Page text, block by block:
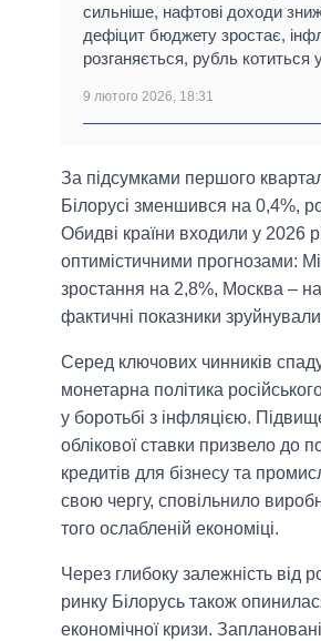
сильніше, нафтові доходи
дефіцит бюджету зростає,
розганяється, рубль котиться
9 лютого 2026, 18:31
За підсумками першого
Білорусі зменшився на 0,4%,
Обидві країни входили у 2026
оптимістичними прогнозами:
зростання на 2,8%, Москва –
фактичні показники
Серед ключових чинників
монетарна політика
у боротьбі з інфляцією.
облікової ставки призвело до
кредитів для бізнесу та
свою чергу, сповільнило
того ослабленій економіці.
Через глибоку залежність від
ринку Білорусь також
економічної кризи.